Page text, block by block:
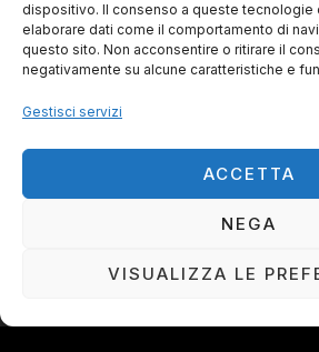
dispositivo. Il consenso a queste tecnologie
elaborare dati come il comportamento di
questo sito. Non acconsentire o ritirare il
negativamente su alcune caratteristiche e
Gestisci servizi
ACCETTA
NEGA
VISUALIZZA LE
La Ciurma live@ SVS Livorno
30/08/2026 | 21:45
IL RESTO DELLA CIURMA DI